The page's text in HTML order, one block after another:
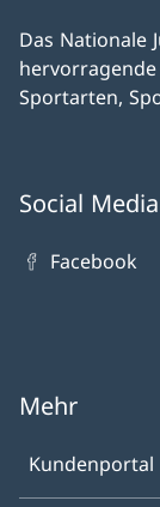
Das Nationale
Sportarten,
Social Media
Facebook
Mehr
Kundenportal